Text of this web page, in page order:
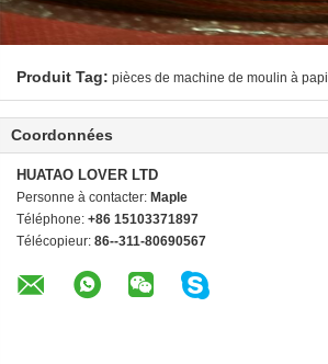
Produit Tag: pièces de machine de moulin à
Coordonnées
HUATAO LOVER LTD
Personne à contacter: Maple
Téléphone: +86 15103371897
Télécopieur: 86--311-80690567